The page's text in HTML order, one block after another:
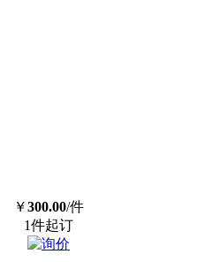
￥300.00/件
1件起订